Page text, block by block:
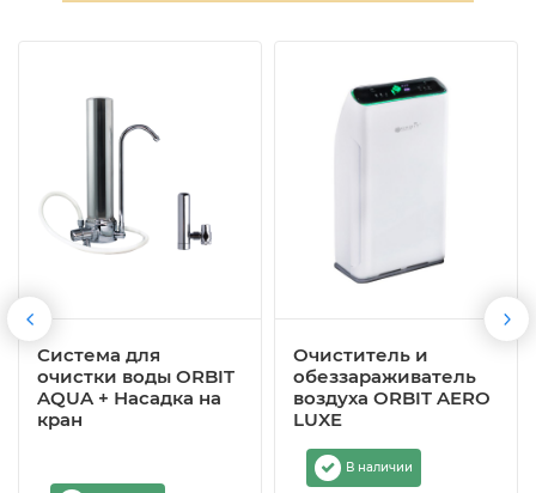
Система для
очистки воды ORBIT
AQUA + Насадка на
кран
Очиститель и
обеззараживатель
воздуха ORBIT AERO
LUXE
В наличии